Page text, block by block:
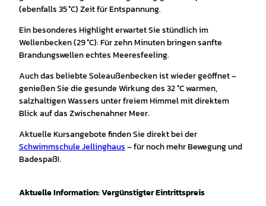
(ebenfalls 35 °C) Zeit für Entspannung.
Ein besonderes Highlight erwartet Sie stündlich im
Wellenbecken (29 °C): Für zehn Minuten bringen sanfte
Brandungswellen echtes Meeresfeeling.
Auch das beliebte Soleaußenbecken ist wieder geöffnet –
genießen Sie die gesunde Wirkung des 32 °C warmen,
salzhaltigen Wassers unter freiem Himmel mit direktem
Blick auf das Zwischenahner Meer.
Aktuelle Kursangebote finden Sie direkt bei der
Schwimmschule Jellinghaus– für noch mehr Bewegung und
Badespaß!.
Aktuelle Information: Vergünstigter Eintrittspreis